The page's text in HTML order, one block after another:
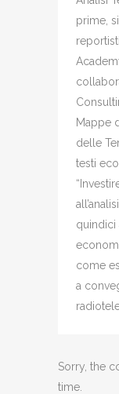
prime,
Mappe
delle
testi
quindici
come
a
Sorry, the
time.